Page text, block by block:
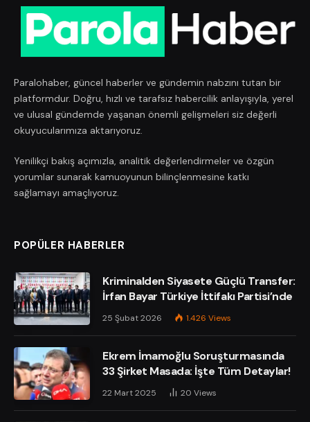
Paralohaber, güncel haberler ve gündemin nabzını tutan bir
platformdur. Doğru, hızlı ve tarafsız habercilik anlayışıyla, yerel
ve ulusal gündemde yaşanan önemli gelişmeleri siz değerli
okuyucularımıza aktarıyoruz.
Yenilikçi bakış açımızla, analitik değerlendirmeler ve özgün
yorumlar sunarak kamuoyunun bilinçlenmesine katkı
sağlamayı amaçlıyoruz.
POPÜLER HABERLER
Kriminalden Siyasete Güçlü Transfer:
İrfan Bayar Türkiye İttifakı Partisi’nde
25 Şubat 2026 1.426 Views
Ekrem İmamoğlu Soruşturmasında
33 Şirket Masada: İşte Tüm Detaylar!
22 Mart 2025 20 Views